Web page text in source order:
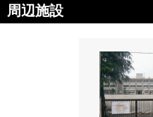
周辺施設